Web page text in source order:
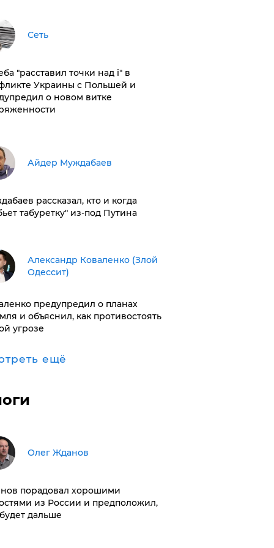
Сеть
"расставил точки над і" в
Украины с Польшей и
о новом витке
Айдер Муждабаев
рассказал, кто и когда
табуретку" из-под Путина
Александр Коваленко (Злой
Одессит)
предупредил о планах
и объяснил, как противостоять
угрозе
ещё
Олег Жданов
порадовал хорошими
из России и предположил,
дальше